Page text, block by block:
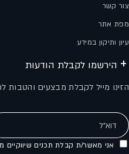
צור קשר
מפת אתר
עיון ותיקון במידע
הירשמו לקבלת הודעות
הזינו מייל לקבלת מבצעים והטבות
דוא"ל
אני מאשר/ת קבלת תכנים